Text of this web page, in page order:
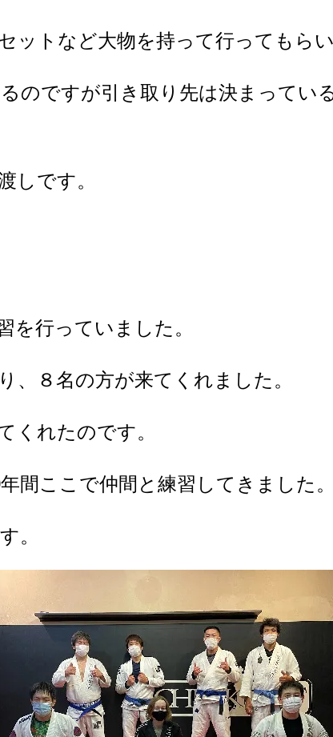
ットなど大物を持って行ってもら
のですが引き取り先は決まってい
しです。
を行っていました。
、８名の方が来てくれました。
くれたのです。
間ここで仲間と練習してきました
。